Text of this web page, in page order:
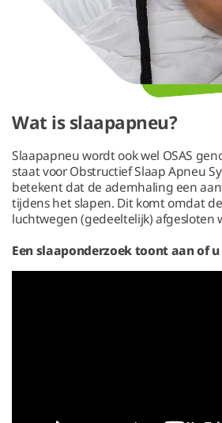
Wat is slaapapneu?
Slaapapneu wordt ook wel OSAS
staat voor Obstructief Slaap Apneu
betekent dat de ademhaling een
tijdens het slapen. Dit komt omdat
luchtwegen (gedeeltelijk) afgesloten
Een slaaponderzoek toont aan of